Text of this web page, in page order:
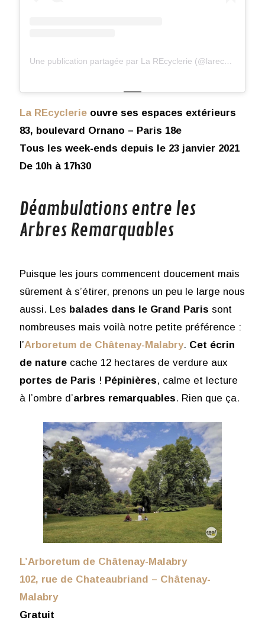
Une publication partagée par La REcyclerie (@larecyclerie)
La REcyclerieouvre ses espaces extérieurs
83, boulevard Ornano – Paris 18e
Tous les week-ends depuis le 23 janvier 2021
De 10h à 17h30
Déambulations entre les
Arbres Remarquables
Puisque les jours commencent doucement mais
sûrement à s’étirer, prenons un peu le large nous
aussi. Les balades dans le Grand Paris sont
nombreuses mais voilà notre petite préférence :
l’Arboretum de Châtenay-Malabry. Cet écrin
de nature cache 12 hectares de verdure aux
portes de Paris ! Pépinières, calme et lecture
à l’ombre d’arbres remarquables. Rien que ça.
L’Arboretum de Châtenay-Malabry
102, rue de Chateaubriand – Châtenay-
Malabry
Gratuit